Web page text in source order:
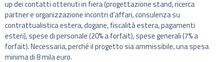
up dei contatti ottenuti in fiera (progettazione stand, ricerca
partner e organizzazione incontri d’affari, consulenza su
contrattualistica estera, dogane, fiscalità estera, pagamenti
esteri), spese di personale (20% a forfait), spese generali (7% a
forfait). Necessaria, perché il progetto sia ammissibile, una spesa
minima di 8 mila euro.